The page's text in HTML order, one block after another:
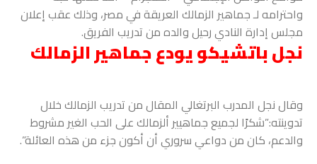
واحترامه لـ جماهير الزمالك العريقة في مصر، وذلك عقب إعلان
مجلس إدارة النادي رحيل والده من تدريب الفريق.
نجل باتشيكو يودع جماهير الزمالك
وقال نجل المدرب البرتغالي المقال من تدريب الزمالك خلال
تدوينته:”شكرًا لجميع جماهيير ألزمالك على الحب الغير مشروط
والدعم، كان من دواعي سروري أن أكون جزء من هذه العائلة”.